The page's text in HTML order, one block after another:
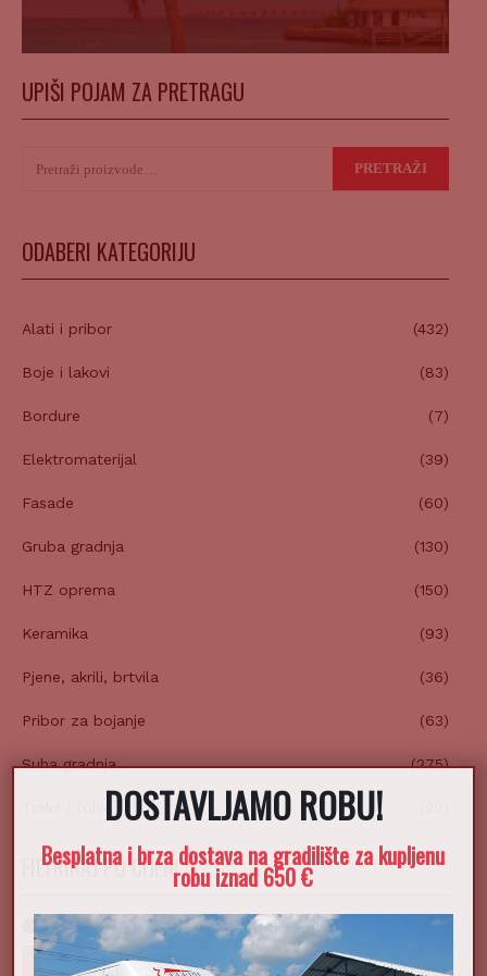
UPIŠI POJAM ZA PRETRAGU
PRETRAŽI
ODABERI KATEGORIJU
Alati i pribor (432)
Boje i lakovi (83)
Bordure (7)
Elektromaterijal (39)
Fasade (60)
Gruba gradnja (130)
HTZ oprema (150)
Keramika (93)
Pjene, akrili, brtvila (36)
Pribor za bojanje (63)
Suha gradnja (275)
FILTRIRAJ PO CIJENI
FILTRIRAJ
DOSTAVLJAMO ROBU!
Besplatna i brza dostava na gradilište za kupljenu
robu iznad 650 €